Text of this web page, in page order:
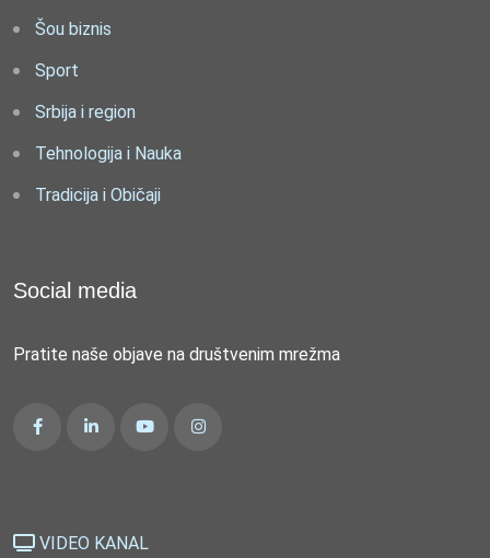
Šou biznis
Sport
Srbija i region
Tehnologija i Nauka
Tradicija i Običaji
Social media
Pratite naše objave na društvenim mrežma
VIDEO KANAL